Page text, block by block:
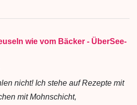
wie vom Bäcker - ÜberSee-
nicht! Ich stehe auf Rezepte mit
mit Mohnschicht,